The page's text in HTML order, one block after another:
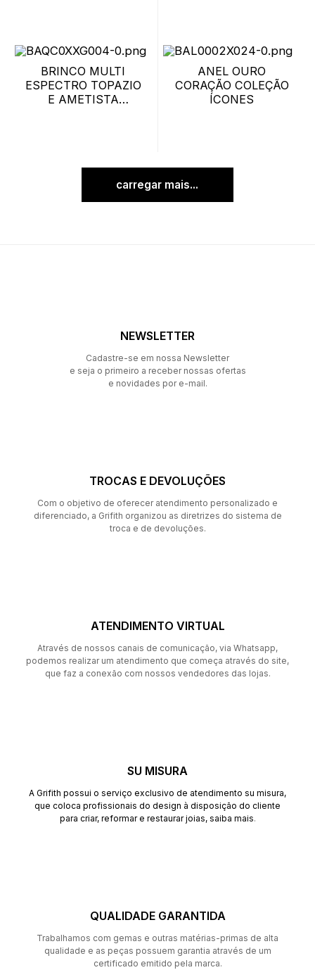
BRINCO MULTI
ESPECTRO TOPAZIO
E AMETISTA
ANEL OURO
CORAÇÃO COLEÇÃO
ÍCONES
carregar mais
NEWSLETTER
Cadastre-se em nossa Newsletter
e seja o primeiro a receber nossas ofertas
e novidades por e-mail.
TROCAS E DEVOLUÇÕES
Com o objetivo de oferecer atendimento personalizado e
diferenciado, a Grifith organizou as diretrizes do sistema de
troca e de devoluções.
ATENDIMENTO VIRTUAL
Através de nossos canais de comunicação, via Whatsapp,
podemos realizar um atendimento que começa através do site,
que faz a conexão com nossos vendedores das lojas.
SU MISURA
A Grifith possui o serviço exclusivo de atendimento su misura,
que coloca profissionais do design à disposição do cliente
para criar, reformar e restaurar joias, saiba mais.
QUALIDADE GARANTIDA
Trabalhamos com gemas e outras matérias-primas de alta
qualidade e as peças possuem garantia através de um
certificado emitido pela marca.